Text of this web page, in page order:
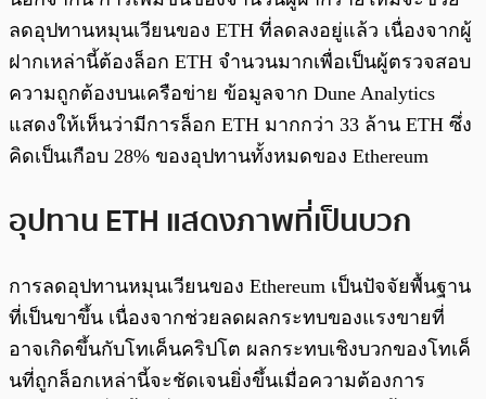
ลดอุปทานหมุนเวียนของ ETH ที่ลดลงอยู่แล้ว เนื่องจากผู้
ฝากเหล่านี้ต้องล็อก ETH จำนวนมากเพื่อเป็นผู้ตรวจสอบ
ความถูกต้องบนเครือข่าย ข้อมูลจาก Dune Analytics
แสดงให้เห็นว่ามีการล็อก ETH มากกว่า 33 ล้าน ETH ซึ่ง
คิดเป็นเกือบ 28% ของอุปทานทั้งหมดของ Ethereum
อุปทาน ETH แสดงภาพที่เป็นบวก
การลดอุปทานหมุนเวียนของ Ethereum เป็นปัจจัยพื้นฐาน
ที่เป็นขาขึ้น เนื่องจากช่วยลดผลกระทบของแรงขายที่
อาจเกิดขึ้นกับโทเค็นคริปโต ผลกระทบเชิงบวกของโทเค็
นที่ถูกล็อกเหล่านี้จะชัดเจนยิ่งขึ้นเมื่อความต้องการ